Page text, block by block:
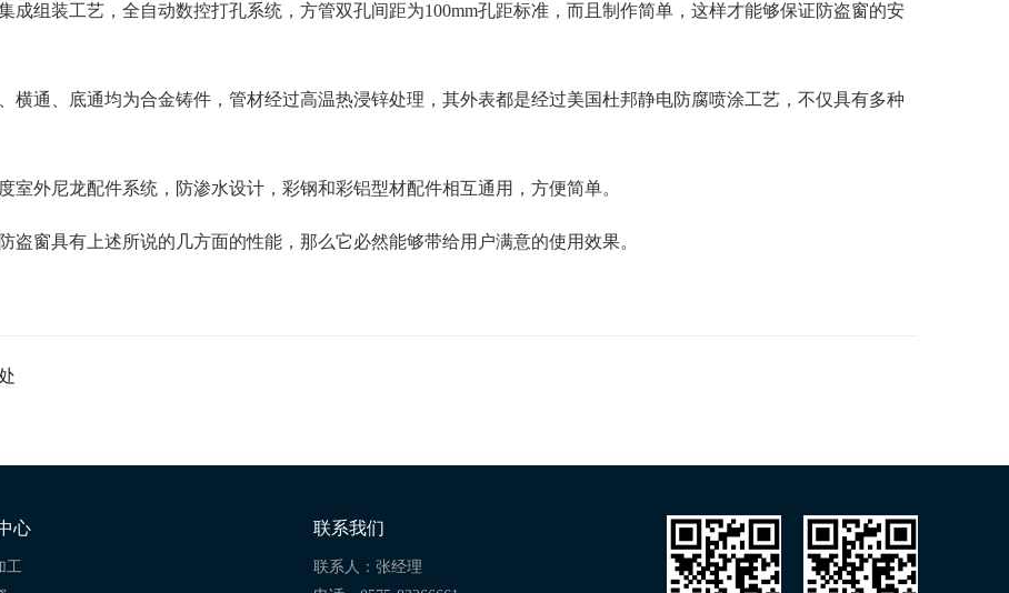
成组装工艺，全自动数控打孔系统，方管双孔间距为100mm孔距标准，而且制作简单，这样才能够保证防盗窗的安
横通、底通均为合金铸件，管材经过高温热浸锌处理，其外表都是经过美国杜邦静电防腐喷涂工艺，不仅具有多种
室外尼龙配件系统，防渗水设计，彩钢和彩铝型材配件相互通用，方便简单。
盗窗具有上述所说的几方面的性能，那么它必然能够带给用户满意的使用效果。
心
工
联系我们
联系人：张经理